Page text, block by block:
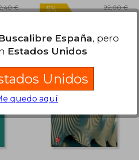
52,40 €
49,78 €
5%
dcto.
España, pero
Estados Unidos
Unidos
quedo aquí